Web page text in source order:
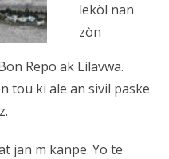
lekòl nan
zòn
Repo ak Lilavwa.
tou ki ale an sivil paske
jan'm kanpe. Yo te